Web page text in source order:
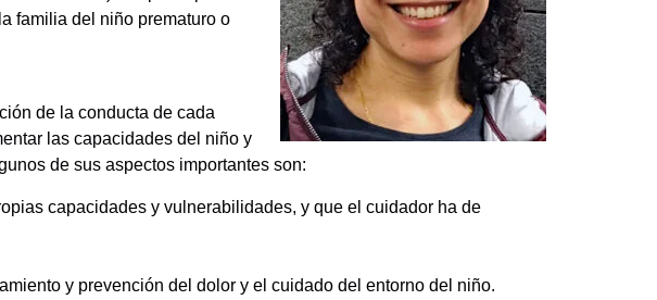
familia del niño prematuro o
de la conducta de cada
las capacidades del niño y
de sus aspectos importantes son:
capacidades y vulnerabilidades, y que el cuidador ha de
y prevención del dolor y el cuidado del entorno del niño.